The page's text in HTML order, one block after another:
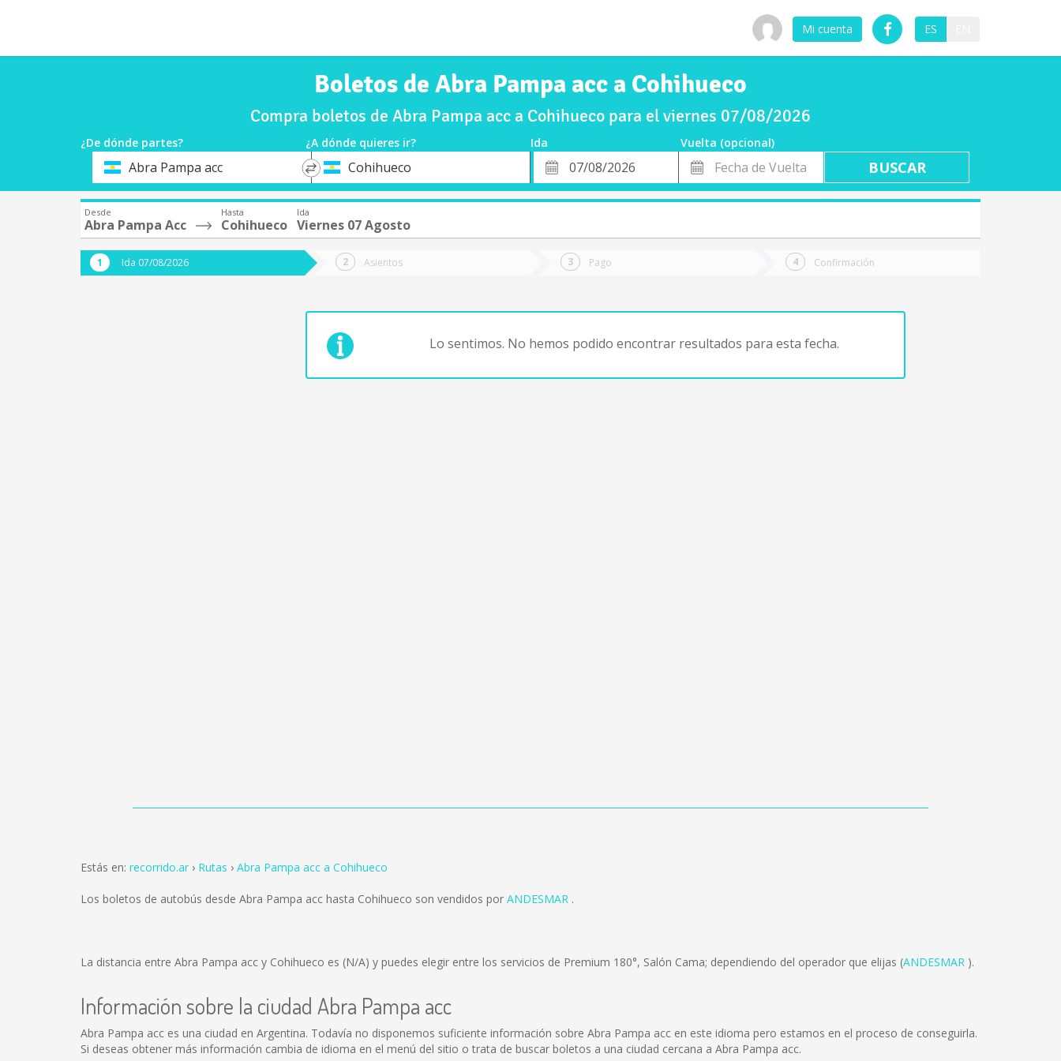
Mi cuenta ES
Boletos de Abra Pampa acc a Cohihueco
Compra boletos de Abra Pampa acc a Cohihueco para el viernes 07/08/2026
¿De dónde partes? ¿A dónde quieres ir? Ida
Vuelta (opcional)
OrigenAbra Pampa acc
*
DestinoCohihueco
Fecha
de
Fecha
de
Vuelta
Desde
Abra Pampa Acc
Hasta
Cohihueco
Ida
Viernes 07 Agosto
Ida 07/08/2026 Asientos Pago Confirmación
Lo sentimos. No hemos podido encontrar resultados para esta fecha.
Estás en: recorrido.ar Rutas Abra Pampa acc a Cohihueco
Los boletos de autobús desde Abra Pampa acc hasta Cohihueco son vendidos por ANDESMAR .
La distancia entre Abra Pampa acc y Cohihueco es (N/A) y puedes elegir entre los servicios de Premium 180°, Salón Cama; dependiendo del operador que elijas (ANDESMAR ).
Información sobre la ciudad Abra Pampa acc
Abra Pampa acc es una ciudad en Argentina. Todavía no disponemos suficiente información sobre Abra Pampa acc en este idioma pero estamos en el proceso de conseguirla.
Si deseas obtener más información cambia de idioma en el menú del sitio o trata de buscar boletos a una ciudad cercana a Abra Pampa acc.